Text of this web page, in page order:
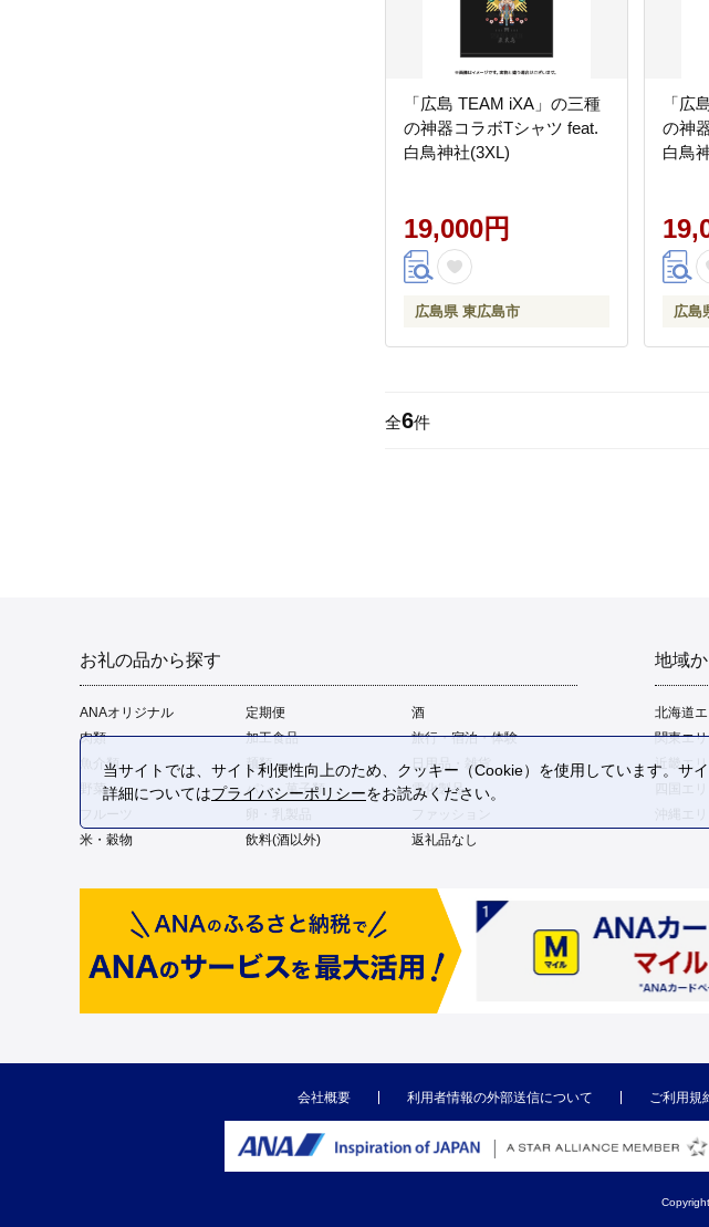
「広島 TEAM iXA」の三種
の神器コラボTシャツ feat.
白鳥神社(3XL)
19,000円
広島県 東広島市
「広
の神
白鳥
広島
全6件
お礼の品から探す
ANAオリジナル 定期便
酒
肉類
加工食品
旅行・宿泊・体験
魚介類
麺類
日用品・雑貨
野菜
パン・菓子類
電化製品
フルーツ
米・穀物
飲料(酒以外) 返礼品なし
地域
北海道
関東エ
近畿エリ
会社概要 利用者情報の外部送信について ご利用規
当サイトでは、サイト利便性向上のため、クッキー（Cookie）を使用しています。サ
詳細についてはプライバシーポリシーをお読みください。